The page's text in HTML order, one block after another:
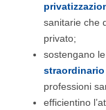
sanitarie che
privato;
sostengano
professioni
efficientino